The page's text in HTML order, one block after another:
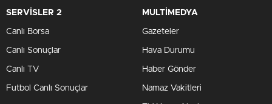
SERVİSLER 2
Canlı Borsa
Canlı Sonuçlar
Canlı TV
Futbol Canlı Sonuçlar
MULTİMEDYA
Gazeteler
Hava Durumu
Haber Gönder
Namaz Vakitleri